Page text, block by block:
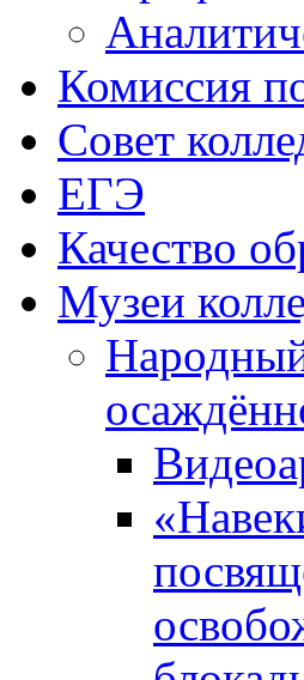
Комиссия
Совет
ЕГЭ
Качество
Музеи